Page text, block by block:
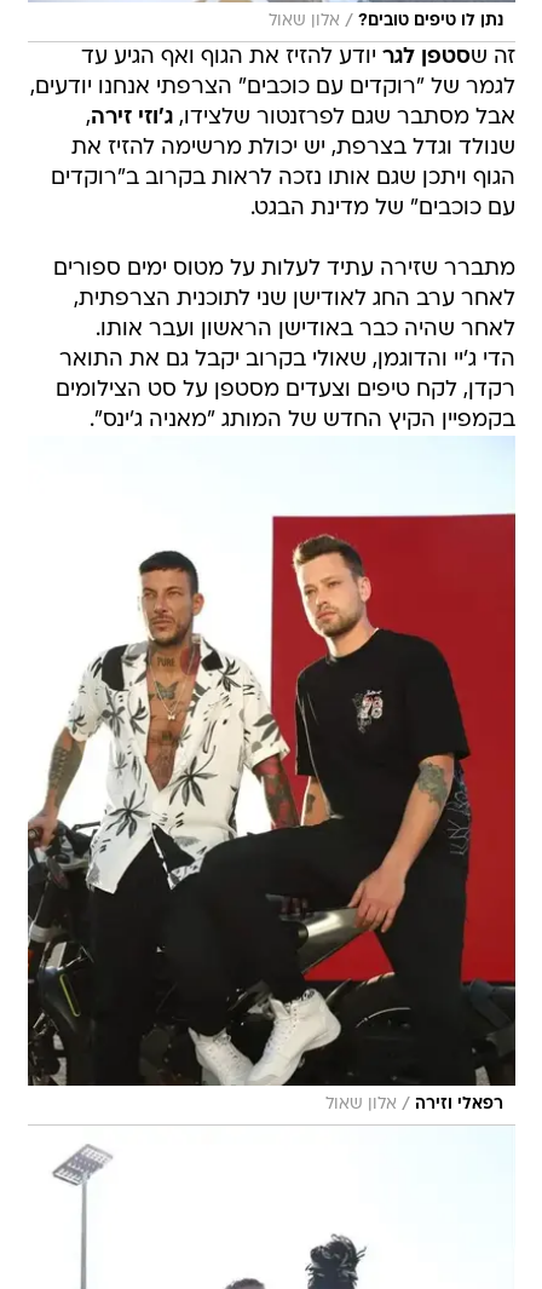
נתן לו טיפים טובים? / אלון שאול
זה שסטפן לגר יודע להזיז את הגוף ואף הגיע עד
לגמר של "רוקדים עם כוכבים" הצרפתי אנחנו יודעים,
אבל מסתבר שגם לפרזנטור שלצידו,ג'וזי זירה,
שנולד וגדל בצרפת, יש יכולת מרשימה להזיז את
הגוף ויתכן שגם אותו נזכה לראות בקרוב ב"רוקדים
עם כוכבים" של מדינת הבגט.
מתברר שזירה עתיד לעלות על מטוס ימים ספורים
לאחר ערב החג לאודישן שני לתוכנית הצרפתית,
לאחר שהיה כבר באודישן הראשון ועבר אותו.
הדי ג'יי והדוגמן, שאולי בקרוב יקבל גם את התואר
רקדן, לקח טיפים וצעדים מסטפן על סט הצילומים
בקמפיין הקיץ החדש של המותג "מאניה ג'ינס".
רפאלי וזירה / אלון שאול